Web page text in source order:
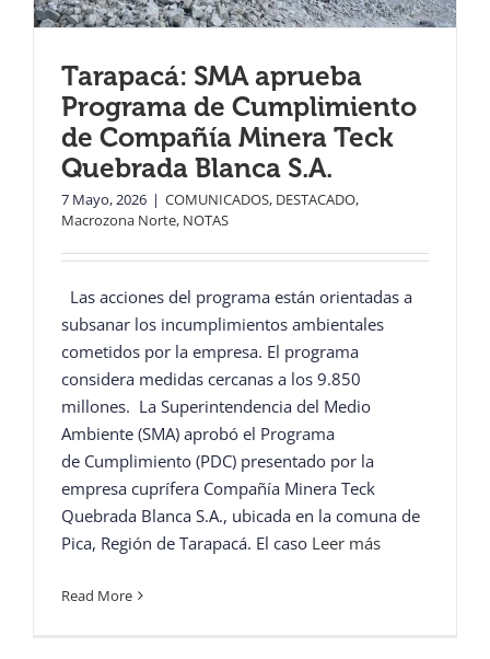
Tarapacá: SMA aprueba
Programa de Cumplimiento
de Compañía Minera Teck
Quebrada Blanca S.A.
7 Mayo, 2026 | COMUNICADOS, DESTACADO,
Macrozona Norte, NOTAS
Las acciones del programa están orientadas a
subsanar los incumplimientos ambientales
cometidos por la empresa. El programa
considera medidas cercanas a los 9.850
millones. La Superintendencia del Medio
Ambiente (SMA) aprobó el Programa
de Cumplimiento (PDC) presentado por la
empresa cuprífera Compañía Minera Teck
Quebrada Blanca S.A., ubicada en la comuna de
Pica, Región de Tarapacá. El caso Leer más
Read More